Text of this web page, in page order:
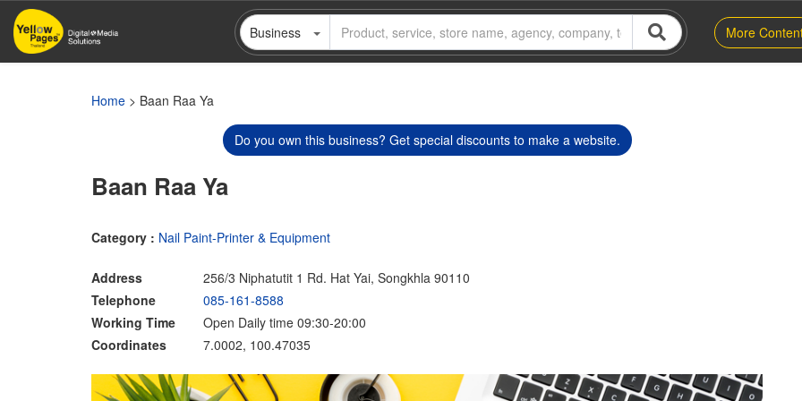
Skip
main
Business More
Home > Baan Raa Ya
Do you own this business? Get special discounts to make a website.
Baan Raa Ya
Category : Nail Paint-Printer & Equipment
Address
256/3 Niphatutit 1 Rd. Hat Yai, Songkhla 90110
Telephone
085-161-8588
Working Time
Open Daily time 09:30-20:00
Coordinates
7.0002, 100.47035